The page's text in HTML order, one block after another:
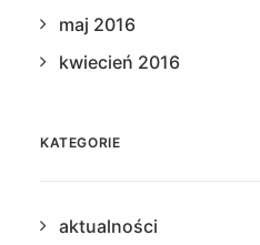
maj 2016
kwiecień 2016
KATEGORIE
aktualności